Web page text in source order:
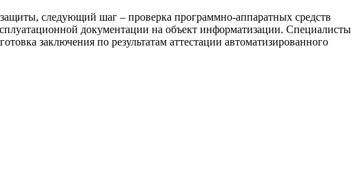
защиты, следующий шаг – проверка программно-аппаратных средств
документации на объект информатизации. Специалисты
заключения по результатам аттестации автоматизированного